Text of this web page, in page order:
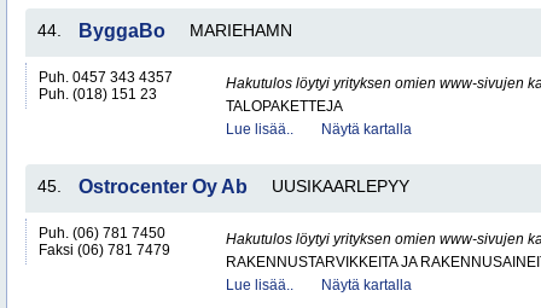
44. ByggaBo MARIEHAMN
Puh. 0457 343 4357
Puh. (018) 151 23
Hakutulos löytyi yrityksen omien www-sivujen
TALOPAKETTEJA
Lue lisää..
Näytä kartalla
45. Ostrocenter Oy Ab UUSIKAARLEPYY
Puh. (06) 781 7450
Faksi (06) 781 7479
Hakutulos löytyi yrityksen omien www-sivujen
RAKENNUSTARVIKKEITA JA
Lue lisää..
Näytä kartalla